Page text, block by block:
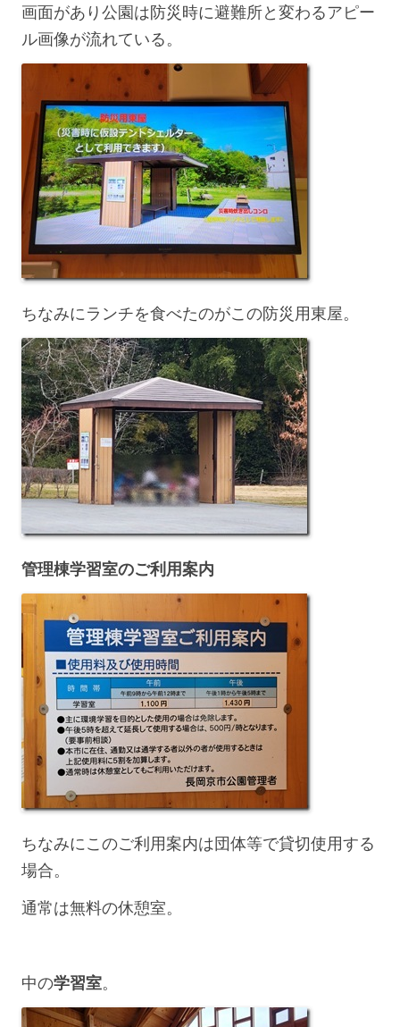
画面があり公園は防災時に避難所と変わるアピー
ル画像が流れている。
ちなみにランチを食べたのがこの防災用東屋。
管理棟学習室のご利用案内
ちなみにこのご利用案内は団体等で貸切使用する
場合。
通常は無料の休憩室。
中の学習室。